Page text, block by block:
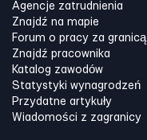
Agencje zatrudnienia
Znajdź na mapie
Forum o pracy za granicą
Znajdź pracownika
Katalog zawodów
Statystyki wynagrodzeń
Przydatne artykuły
Wiadomości z zagranicy